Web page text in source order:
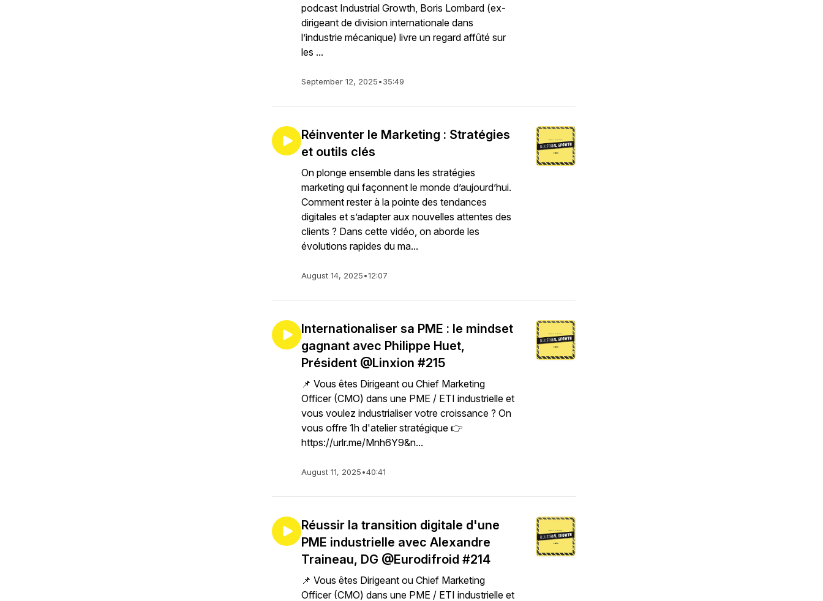
podcast Industrial Growth, Boris Lombard (ex-
dirigeant de division internationale dans
l’industrie mécanique) livre un regard affûté sur
les ...
September 12, 2025•35:49
Réinventer le Marketing : Stratégies
et outils clés
On plonge ensemble dans les stratégies
marketing qui façonnent le monde d’aujourd’hui.
Comment rester à la pointe des tendances
digitales et s’adapter aux nouvelles attentes des
clients ? Dans cette vidéo, on aborde les
évolutions rapides du ma...
August 14, 2025•12:07
Internationaliser sa PME : le mindset
gagnant avec Philippe Huet,
Président @Linxion #215
📌 Vous êtes Dirigeant ou Chief Marketing
Officer (CMO) dans une PME / ETI industrielle et
vous voulez industrialiser votre croissance ? On
vous offre 1h d'atelier stratégique 👉
https://urlr.me/Mnh6Y9&n...
August 11, 2025•40:41
Réussir la transition digitale d'une
PME industrielle avec Alexandre
Traineau, DG @Eurodifroid #214
📌 Vous êtes Dirigeant ou Chief Marketing
Officer (CMO) dans une PME / ETI industrielle et